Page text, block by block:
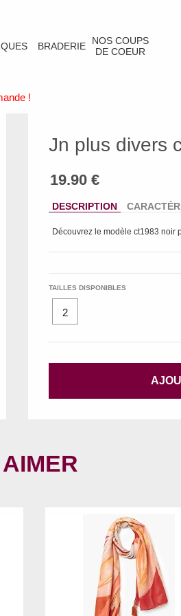
BRADERIE
NOS COUPS
DE COEUR
!
Jn plus divers
DESCRIPTION
Découvrez le modèle ct1983 noir
TAILLES DISPONIBLES
2